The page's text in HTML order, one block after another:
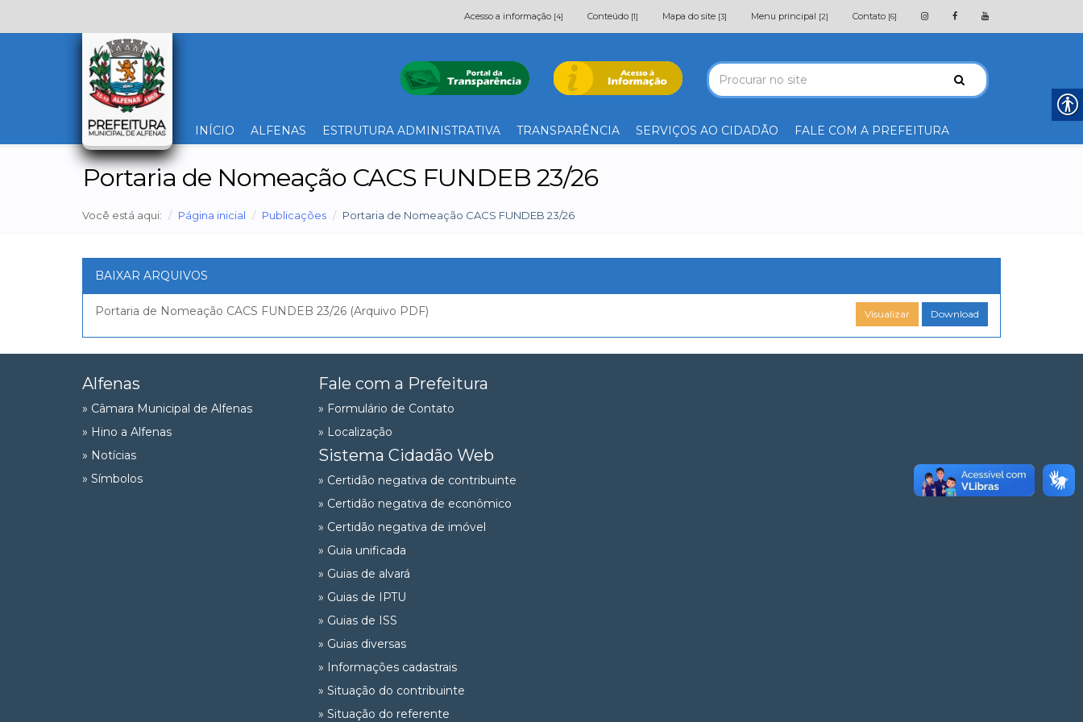
Acesso a informação [4] Conteúdo [1] Mapa do site [3] Menu principal [2] Contato [6]
INÍCIO ALFENAS ESTRUTURA ADMINISTRATIVA TRANSPARÊNCIA SERVIÇOS AO CIDADÃO FALE COM A PREFEITURA
Portaria de Nomeação CACS FUNDEB 23/26
Você está aqui: Página inicial Publicações Portaria de Nomeação CACS FUNDEB 23/26
BAIXAR ARQUIVOS
Visualizar Download
Portaria de Nomeação CACS FUNDEB 23/26 (Arquivo PDF)
Alfenas
» Câmara Municipal de Alfenas
» Hino a Alfenas
» Notícias
» Símbolos
Fale com a Prefeitura
» Formulário de Contato
» Localização
Sistema Cidadão Web
» Certidão negativa de contribuinte
» Certidão negativa de econômico
» Certidão negativa de imóvel
» Guia unificada
» Guias de alvará
» Guias de IPTU
» Guias de ISS
» Guias diversas
» Informações cadastrais
» Situação do contribuinte
» Situação do referente